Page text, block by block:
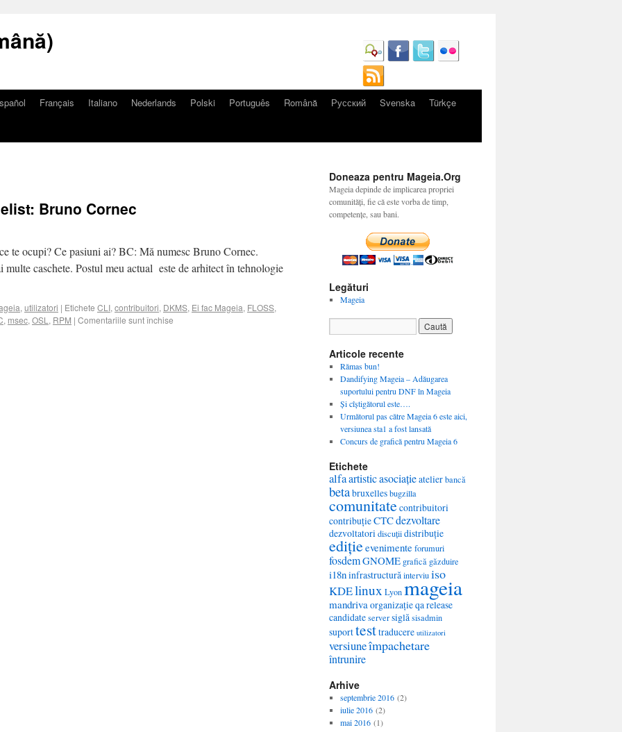
Français Italiano Nederlands Polski Português Română Русский Svenska
Türkçe
Bruno Cornec
te ocupi? Ce pasiuni ai? BC: Mă numesc Bruno Cornec.
caschete. Postul meu actual este de arhitect în tehnologie
, utilizatori | Etichete CLI, contribuitori, DKMS, Ei fac Mageia, FLOSS,
, msec, OSL , RPM | Comentariile sunt închise
Doneaza pentru Mageia.Org
Mageia depinde de implicarea propriei
comunități, fie că este vorba de timp,
competențe, sau bani.
Legături
Mageia
Articole recente
Rămas bun!
Dandifying Mageia – Adăugarea
suportului pentru DNF în Mageia
Și cîștigătorul este….
Următorul pas către Mageia 6 este aici,
versiunea sta1 a fost lansată
Concurs de grafică pentru Mageia 6
Etichete
alfaartisticasociațieatelierbancă
betabruxellesbugzilla
comunitatecontribuitori
contribuțieCTCdezvoltare
dezvoltatoridiscuțiidistribuție
edițieevenimenteforumuri
fosdemGNOME grafică găzduire
i18ninfrastructurăinterviuiso
KDElinux Lyonmageia
mandrivaorganizațieqarelease
candidateserversiglăsisadmin
suporttesttraducere utilizatori
versiuneîmpachetare
întrunire
Arhive
septembrie 2016(2)
iulie 2016(2)
mai 2016(1)